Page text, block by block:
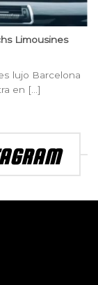
Limousines
lujo Barcelona
en [...]